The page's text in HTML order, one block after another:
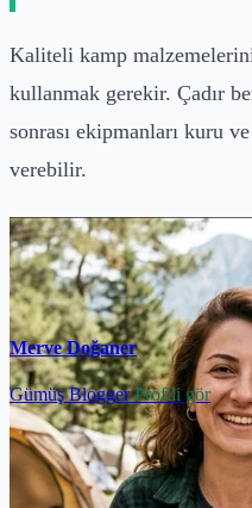
Kaliteli kamp
kullanmak gerekir. Çadır
sonrası ekipmanları kuru
verebilir.
Merve Doğaner
Gümüş Blogger Profili gör